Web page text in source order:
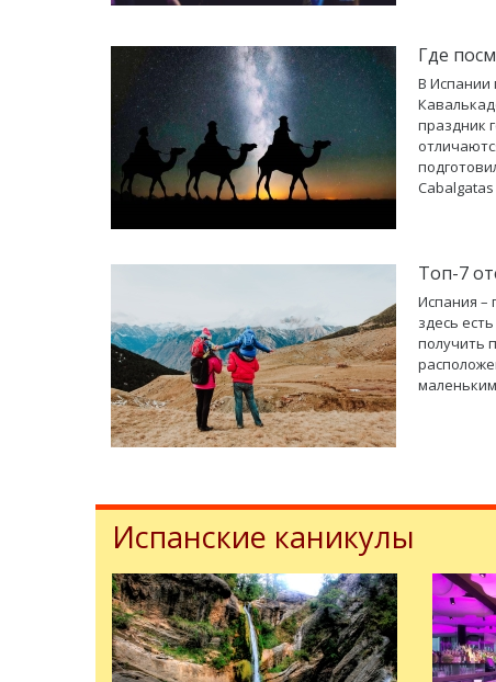
Где
В Испании
праздник
Топ-7
Испания –
здесь
получить
Испанские каникулы